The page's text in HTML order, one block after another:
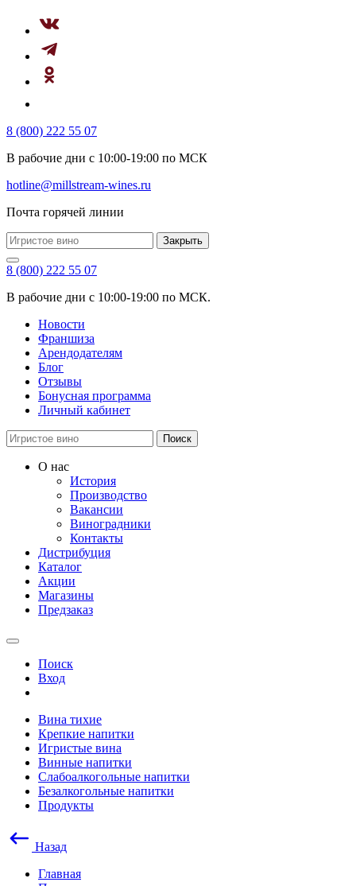
8 (800) 222 55 07
В рабочие дни с 10:00-19:00 по МСК
hotline@millstream-wines.ru
Почта горячей линии
Закрыть
8 (800) 222 55 07
В рабочие дни с 10:00-19:00 по МСК.
Новости
Франшиза
Арендодателям
Блог
Отзывы
Бонусная программа
Личный кабинет
Поиск
О нас
История
Производство
Вакансии
Виноградники
Контакты
Дистрибуция
Каталог
Акции
Магазины
Предзаказ
Поиск
Вход
Вина тихие
Крепкие напитки
Игристые вина
Винные напитки
Слабоалкогольные напитки
Безалкогольные напитки
Продукты
Назад
Главная